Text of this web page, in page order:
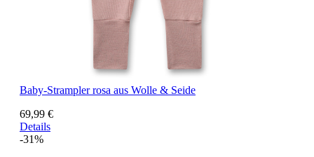
Baby-Strampler rosa aus Wolle & Seide
69,99 €
Details
-31%